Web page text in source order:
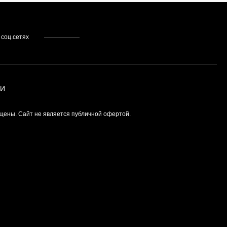
Сайт не является публичной офертой.